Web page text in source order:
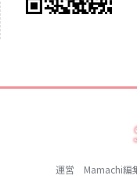
運営 Mamachi編